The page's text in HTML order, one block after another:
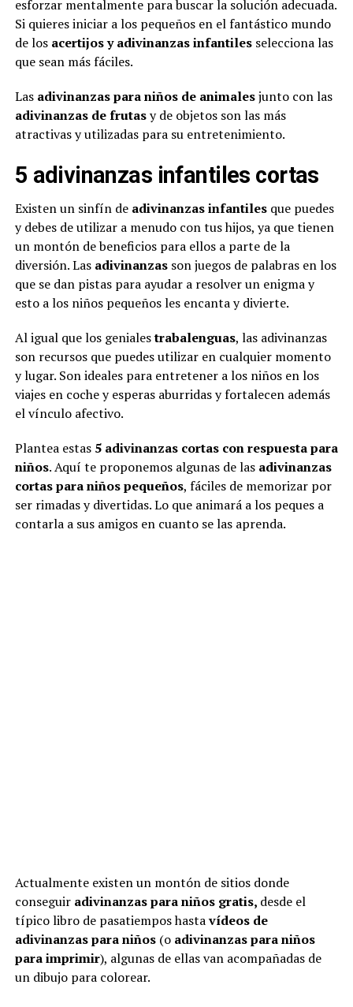
esforzar mentalmente para buscar la solución adecuada.
Si quieres iniciar a los pequeños en el fantástico mundo
de los acertijos y adivinanzas infantilesselecciona las
que sean más fáciles.
Las adivinanzas para niños de animalesjunto con las
adivinanzas de frutasy de objetos son las más
atractivas y utilizadas para su entretenimiento.
5 adivinanzas infantiles cortas
Existen un sinfín de adivinanzas infantilesque puedes
y debes de utilizar a menudo con tus hijos, ya que tienen
un montón de beneficios para ellos a parte de la
diversión. Lasadivinanzasson juegos de palabras en los
que se dan pistas para ayudar a resolver un enigma y
esto a los niños pequeños les encanta y divierte.
Al igual que los genialestrabalenguas, las adivinanzas
son recursos que puedes utilizar en cualquier momento
y lugar. Son ideales para entretener a los niños en los
viajes en coche y esperas aburridas y fortalecen además
el vínculo afectivo.
Plantea estas 5 adivinanzas cortas con respuesta para
niños. Aquí te proponemos algunas de las adivinanzas
cortas para niños pequeños, fáciles de memorizar por
ser rimadas y divertidas. Lo que animará a los peques a
contarla a sus amigos en cuanto se las aprenda.
Actualmente existen un montón de sitios donde
conseguir adivinanzas para niños gratis, desde el
típico libro de pasatiempos hastavídeos de
adivinanzas para niños (o adivinanzas para niños
para imprimir), algunas de ellas van acompañadas de
un dibujo para colorear.